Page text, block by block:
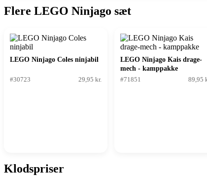
Flere LEGO Ninjago sæt
LEGO Ninjago Coles ninjabil
#30723 29,95 kr.
LEGO Ninjago Kais drage-
mech - kamppakke
#71851
89,95
Klodspriser